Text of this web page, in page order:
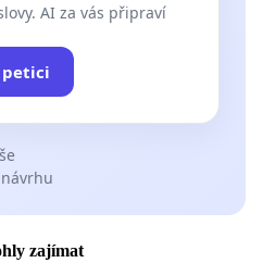
AI za vás připraví
zajímat